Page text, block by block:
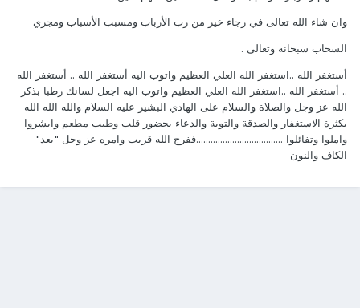
وان شاء الله تعالى في رجاء خير من رب الأرباب ومسبب الأسباب ومجري
السحاب سبحانه وتعالى .
أستغفر الله ..استغفر الله العلي العظيم واتوب اليه أستغفر الله .. أستغفر الله
.. أستغفر الله ..استغفر الله العلي العظيم واتوب اليه اجعل لسانك رطبا بذكر
الله عز وجل والصلاة والسلام على الهادي البشير عليه السلام والله الله الله
بكثرة الاستغفار والصدقة والتوبة والدعاء بحضور قلب وطيب مطعم وابشروا
واملوا وتفائلوا ....................................ففرج الله قريب وامره عز وجل "بعد"
الكاف والنون